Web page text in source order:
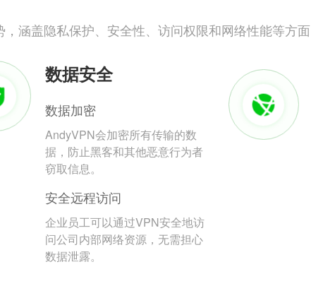
涵盖隐私保护、安全性、访问权限和网络性能等方面
数据安全
数据加密
AndyVPN会加密所有传输的数
据，防止黑客和其他恶意行为者
窃取信息。
安全远程访问
企业员工可以通过VPN安全地访
问公司内部网络资源，无需担心
数据泄露。